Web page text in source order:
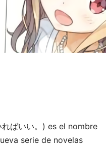
ればいい。) es el nombre
serie de novelas